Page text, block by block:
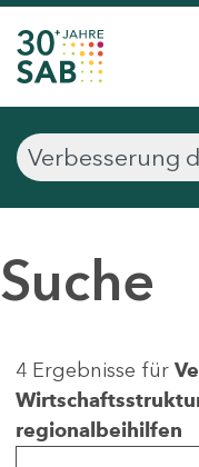
Suche
4 Ergebnisse für
regionalbeihilfen